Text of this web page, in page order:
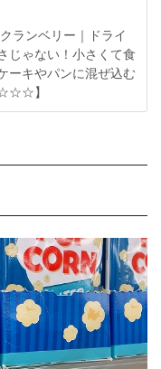
ランベリー｜ドライ
じゃない！小さくて食
ーキやパンに混ぜ込む
】